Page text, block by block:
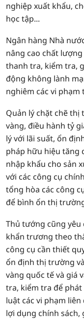
nghiệp xuất khẩu,
học tập...
Ngân hàng Nhà
nâng cao chất
thanh tra, kiểm tra,
động không lành
nghiêm các vi
Quản lý chặt chẽ
vàng, điều hành tỷ
lý với lãi suất, ổn
pháp hữu hiệu tăng
nhập khẩu cho sản
với các công cụ
tổng hòa các công
để bình ổn thị
Thủ tướng cũng yêu
khẩn trương theo
công cụ cần thiết
ổn định thị trường
vàng quốc tế và giá
tra, kiểm tra để
luật các vi phạm
lợi dụng chính